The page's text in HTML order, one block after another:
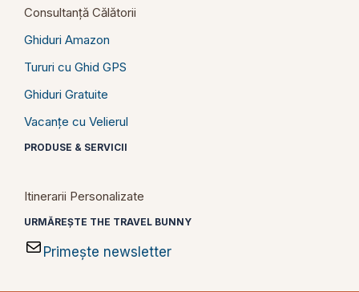
Consultanță Călătorii
Ghiduri Amazon
Tururi cu Ghid GPS
Ghiduri Gratuite
Vacanțe cu Velierul
PRODUSE & SERVICII
Itinerarii Personalizate
URMĂREȘTE THE TRAVEL BUNNY
Primește newsletter